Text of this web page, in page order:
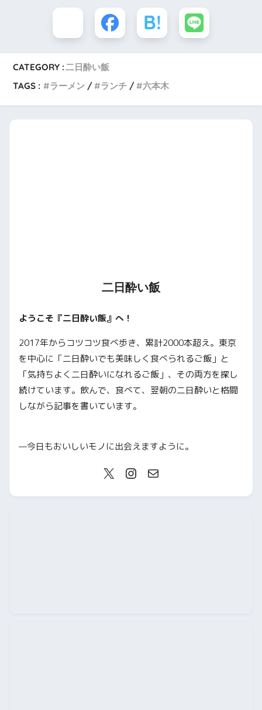
CATEGORY :二日酔い飯
TAGS :
ラーメン ランチ 六本木
二日酔い飯
ようこそ『二日酔い飯』へ！
2017年からコツコツ食べ歩き、累計2000本超え。東京
を中心に「二日酔いでも美味しく食べられるご飯」と
「気持ちよく二日酔いになれるご飯」、その両方を探し
続けています。飲んで、食べて、翌朝の二日酔いと格闘
しながら記事を書いています。
—今日もおいしいモノに出会えますように。